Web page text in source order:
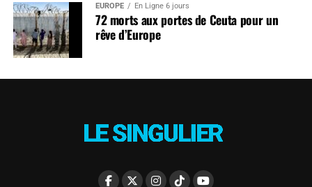
EUROPE En Ligne 6 jours
72 morts aux portes de Ceuta pour un
rêve d’Europe